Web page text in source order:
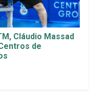
Cláudio Massad
de